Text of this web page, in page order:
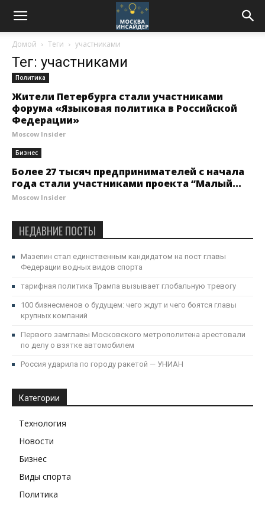
Домой Теги участниками
Тег: участниками
Политика
Жители Петербурга стали участниками
форума «Языковая политика в Российской
Федерации»
Moscow Insider
Бизнес
Более 27 тысяч предпринимателей с начала
года стали участниками проекта “Малый...
Moscow Insider
НЕДАВНИЕ ПОСТЫ
Мазепин стал единственным кандидатом на пост главы
Федерации водных видов спорта
тарифная политика Трампа вызывает глобальную тревогу
100 бизнесменов о будущем: чего ждут и чего боятся главы
крупных компаний
Первого замглавы Московского метрополитена арестовали
по делу о взятке автомобилем
Россия ударила по городу ракетой — УНИАН
Категории
Технология
Новости
Бизнес
Виды спорта
Политика